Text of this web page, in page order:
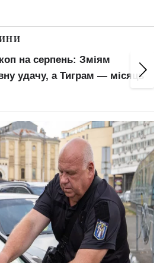
на серпень: Зміям
удачу, а Тиграм — місяць